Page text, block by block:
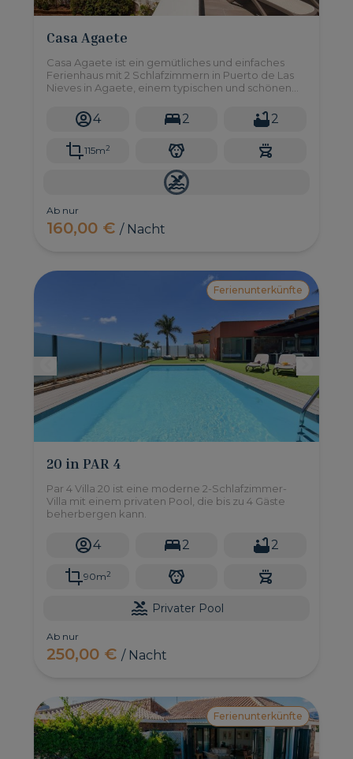
Casa Agaete
Casa Agaete ist ein gemütliches und einfaches
Ferienhaus mit 2 Schlafzimmern in Puerto de Las
Nieves in Agaete, einem typischen und schönen
4 2 2
115m2
Ab nur
160,00 €/ Nacht
Ferienunterkünfte
20 in PAR 4
Par 4 Villa 20 ist eine moderne 2-Schlafzimmer-
Villa mit einem privaten Pool, die bis zu 4 Gäste
beherbergen kann.
4 2 2
90m2
Privater Pool
Ab nur
250,00 €/ Nacht
Ferienunterkünfte